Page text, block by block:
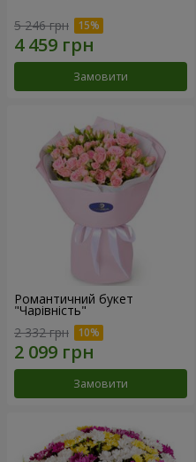
5 246 грн
Замовити
Романтичний букет
"Чарівність"
2 332 грн
Замовити